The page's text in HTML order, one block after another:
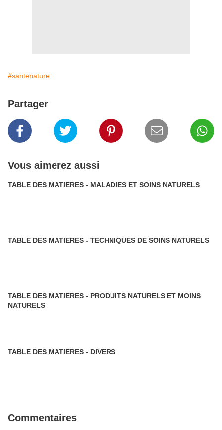
#santenature
Partager
Vous aimerez aussi
TABLE DES MATIERES - MALADIES ET SOINS NATURELS
TABLE DES MATIERES - TECHNIQUES DE SOINS NATURELS
TABLE DES MATIERES - PRODUITS NATURELS ET MOINS
NATURELS
TABLE DES MATIERES - DIVERS
Commentaires